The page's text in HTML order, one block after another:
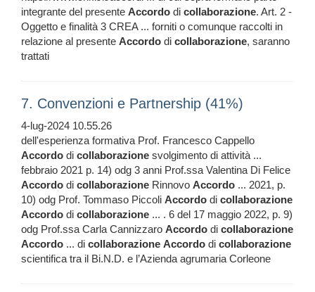
integrante del presente Accordo di collaborazione. Art. 2 -
Oggetto e finalità 3 CREA ... forniti o comunque raccolti in
relazione al presente Accordo di collaborazione, saranno
trattati
7. Convenzioni e Partnership (41%)
4-lug-2024 10.55.26
dell'esperienza formativa Prof. Francesco Cappello
Accordo di collaborazione svolgimento di attività ...
febbraio 2021 p. 14) odg 3 anni Prof.ssa Valentina Di Felice
Accordo di collaborazione Rinnovo Accordo ... 2021, p.
10) odg Prof. Tommaso Piccoli Accordo di collaborazione
Accordo di collaborazione ... . 6 del 17 maggio 2022, p. 9)
odg Prof.ssa Carla Cannizzaro Accordo di collaborazione
Accordo ... di collaborazione Accordo di collaborazione
scientifica tra il Bi.N.D. e l’Azienda agrumaria Corleone